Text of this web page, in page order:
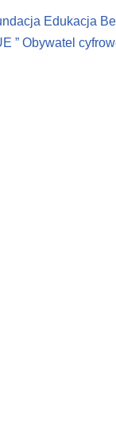
d
o
w
)
Edukacja
” Obywatel